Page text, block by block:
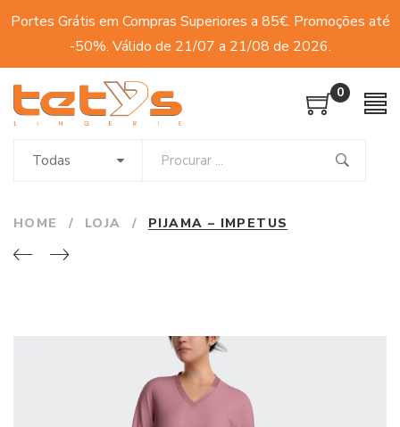
Portes Grátis em Compras Superiores a 85€. Promoções até
-50%. Válido de 21/07 a 21/08 de 2026.
0
Todas
HOME / LOJA / PIJAMA – IMPETUS